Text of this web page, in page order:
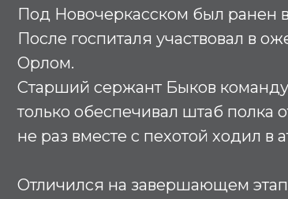
Под Новочеркасском был ранен
После госпиталя участвовал в
Орлом.
Старший сержант Быков
только обеспечивал штаб полка
не раз вместе с пехотой ходил в
Отличился на завершающем